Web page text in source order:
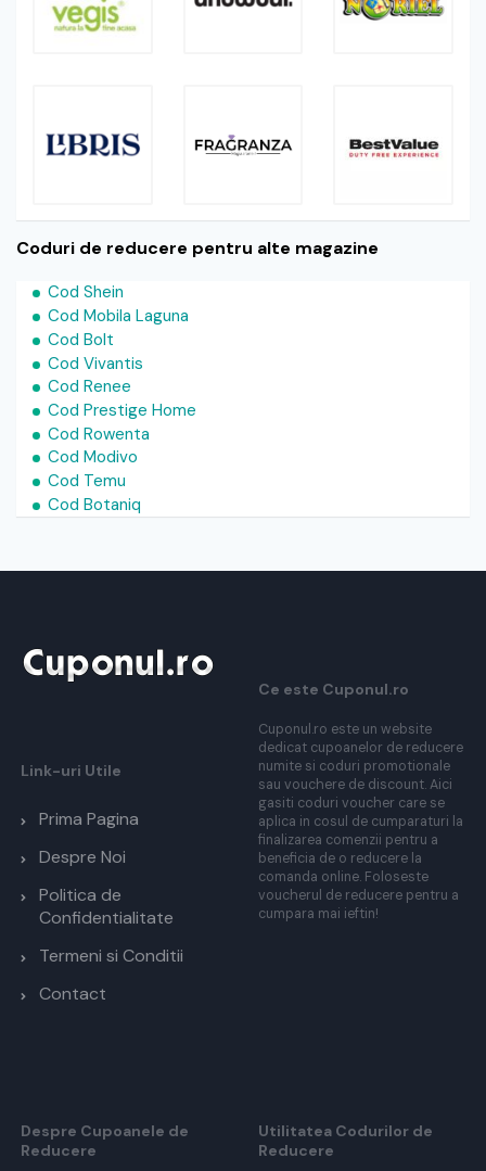
Coduri de reducere pentru alte magazine
Cod Shein
Cod Mobila Laguna
Cod Bolt
Cod Vivantis
Cod Renee
Cod Prestige Home
Cod Rowenta
Cod Modivo
Cod Temu
Cod Botaniq
Link-uri Utile
Prima Pagina
Despre Noi
Politica de
Confidentialitate
Termeni si Conditii
Contact
Ce este Cuponul.ro
Cuponul.ro este un website
dedicat cupoanelor de reducere
numite si coduri promotionale
sau vouchere de discount. Aici
gasiti coduri voucher care se
aplica in cosul de cumparaturi la
finalizarea comenzii pentru a
beneficia de o reducere la
comanda online. Foloseste
voucherul de reducere pentru a
cumpara mai ieftin!
Despre Cupoanele de
Reducere
Utilitatea Codurilor de
Reducere